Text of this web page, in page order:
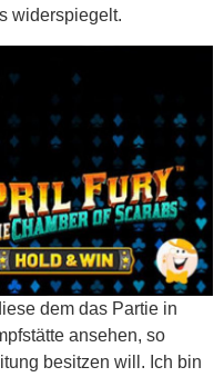
widerspiegelt.
dem das Partie in
ansehen, so
besitzen will. Ich bin